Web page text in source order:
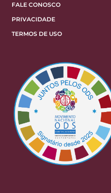
FALE CONOSCO
PRIVACIDADE
TERMOS DE USO